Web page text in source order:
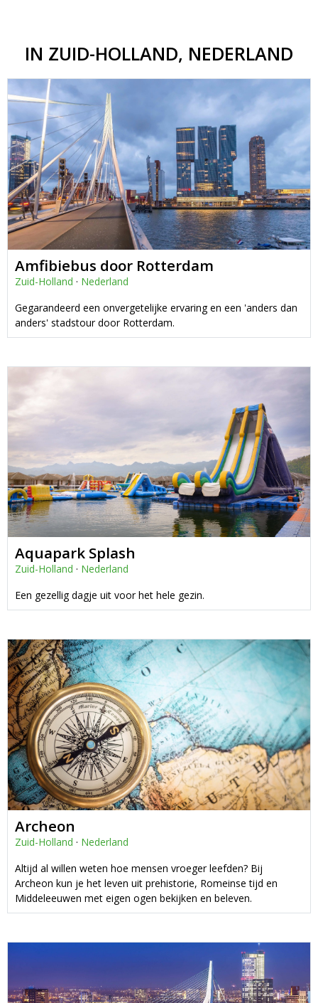
IN ZUID-HOLLAND, NEDERLAND
Amfibiebus door Rotterdam
Zuid-Holland · Nederland
Gegarandeerd een onvergetelijke ervaring en een 'anders dan
anders' stadstour door Rotterdam.
Aquapark Splash
Zuid-Holland · Nederland
Een gezellig dagje uit voor het hele gezin.
Archeon
Zuid-Holland · Nederland
Altijd al willen weten hoe mensen vroeger leefden? Bij
Archeon kun je het leven uit prehistorie, Romeinse tijd en
Middeleeuwen met eigen ogen bekijken en beleven.